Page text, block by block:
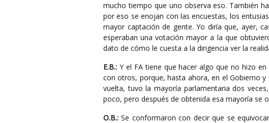
mucho tiempo que uno observa eso. También
por eso se enojan con las encuestas, los
mayor captación de gente. Yo diría que, ayer,
esperaban una votación mayor a la que
dato de cómo le cuesta a la dirigencia ver la
E.B.: Y el FA tiene que hacer algo que no hizo
con otros, porque, hasta ahora, en el Gobierno
vuelta, tuvo la mayoría parlamentaria dos
poco, pero después de obtenida esa mayoría se
O.B.: Se conformaron con decir que se